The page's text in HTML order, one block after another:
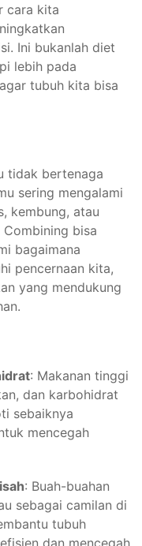
cara kita
Ini bukanlah diet
lebih pada
tubuh kita bisa
tidak bertenaga
sering mengalami
kembung, atau
Combining bisa
bagaimana
pencernaan kita,
yang mendukung
: Makanan tinggi
dan karbohidrat
sebaiknya
mencegah
: Buah-buahan
sebagai camilan di
tubuh